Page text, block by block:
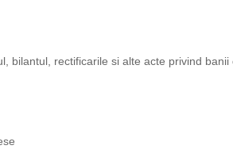
bilantul, rectificarile si alte acte privind banii